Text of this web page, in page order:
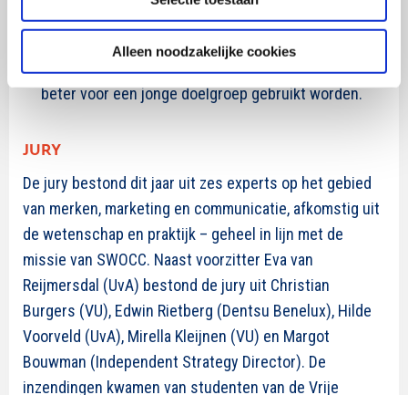
Alleen noodzakelijke cookies
Ook leeftijd speelt een belangrijke rol: Oudere
mensen lijken minder vertrouwen in chatbots te
hebben dan jongere mensen. Chatbots kunnen dus
beter voor een jonge doelgroep gebruikt worden.
JURY
De jury bestond dit jaar uit zes experts op het gebied
van merken, marketing en communicatie, afkomstig uit
de wetenschap en praktijk – geheel in lijn met de
missie van SWOCC. Naast voorzitter Eva van
Reijmersdal (UvA) bestond de jury uit Christian
Burgers (VU), Edwin Rietberg (Dentsu Benelux), Hilde
Voorveld (UvA), Mirella Kleijnen (VU) en Margot
Bouwman (Independent Strategy Director). De
inzendingen kwamen van studenten van de Vrije